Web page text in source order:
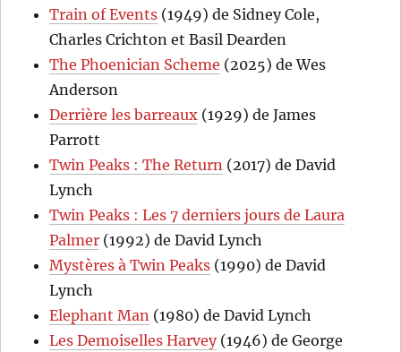
Train of Events (1949) de Sidney Cole,
Charles Crichton et Basil Dearden
The Phoenician Scheme (2025) de Wes
Anderson
Derrière les barreaux (1929) de James
Parrott
Twin Peaks : The Return (2017) de David
Lynch
Twin Peaks : Les 7 derniers jours de Laura
Palmer (1992) de David Lynch
Mystères à Twin Peaks (1990) de David
Lynch
Elephant Man (1980) de David Lynch
Les Demoiselles Harvey(1946) de George